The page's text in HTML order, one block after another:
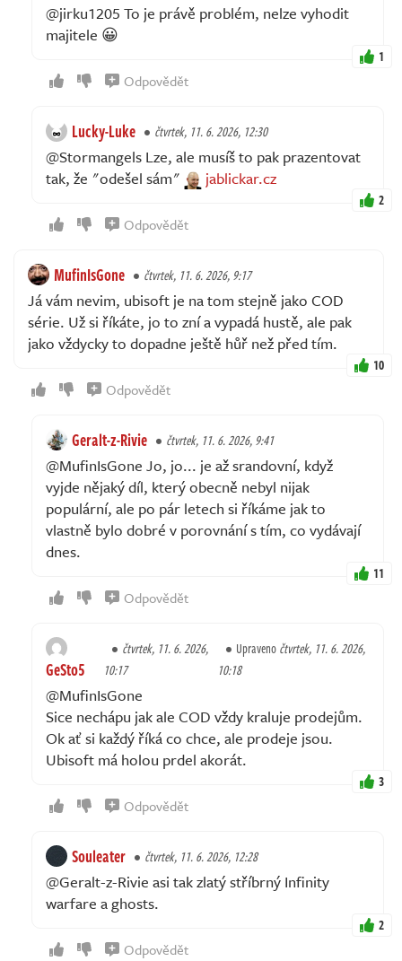
@jirku1205 To je právě problém, nelze vyhodit
majitele 😀
1
Odpovědět
Lucky-Luke čtvrtek, 11. 6. 2026, 12:30
@Stormangels Lze, ale musíš to pak prazentovat
tak, že "odešel sám"
jablickar.cz
2
Odpovědět
MufinIsGone čtvrtek, 11. 6. 2026, 9:17
Já vám nevim, ubisoft je na tom stejně jako COD
série. Už si říkáte, jo to zní a vypadá hustě, ale pak
jako vždycky to dopadne ještě hůř než před tím.
10
Odpovědět
Geralt-z-Rivie čtvrtek, 11. 6. 2026, 9:41
@MufinIsGone Jo, jo... je až srandovní, když
vyjde nějaký díl, který obecně nebyl nijak
populární, ale po pár letech si říkáme jak to
vlastně bylo dobré v porovnání s tím, co vydávají
dnes.
11
Odpovědět
GeSto5
čtvrtek, 11. 6. 2026,
10:17
Upravenočtvrtek, 11. 6. 2026,
10:18
@MufinIsGone
Sice nechápu jak ale COD vždy kraluje prodejům.
Ok ať si každý říká co chce, ale prodeje jsou.
Ubisoft má holou prdel akorát.
3
Odpovědět
Souleater čtvrtek, 11. 6. 2026, 12:28
@Geralt-z-Rivie asi tak zlatý stříbrný Infinity
warfare a ghosts.
2
Odpovědět